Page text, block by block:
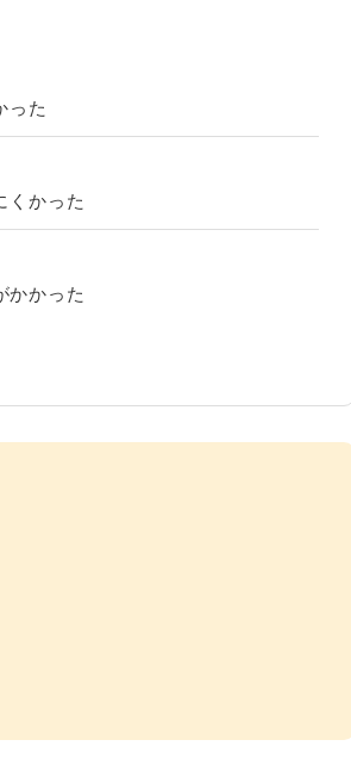
った
くかった
かかった